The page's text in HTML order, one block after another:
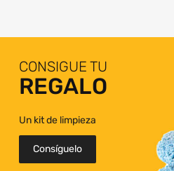
CONSIGUE TU
REGALO
Un kit de limpieza
Consíguelo